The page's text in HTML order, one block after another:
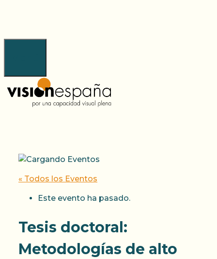
« Todos los Eventos
Este evento ha pasado.
Tesis doctoral:
Metodologías de alto